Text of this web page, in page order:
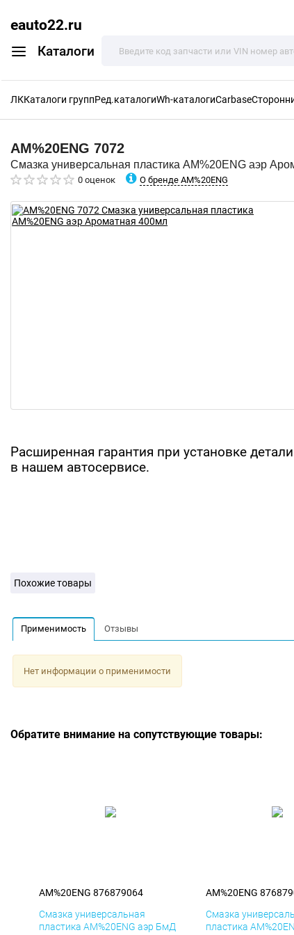
eauto22.ru
Каталоги
ЛККаталоги группРед.каталогиWh-каталогиCarbase
AM%20ENG 7072
Смазка универсальная пластика AM%20ENG аэр
0 оценок О бренде AM%20ENG
Расширенная гарантия при установке детали
в нашем автосервисе.
Похожие товары
Применимость Отзывы
Нет информации о применимости
Обратите внимание на сопутствующие товары:
AM%20ENG 876879064
Смазка универсальная
пластика AM%20ENG аэр БмД
AM%20ENG
Смазка
пластика